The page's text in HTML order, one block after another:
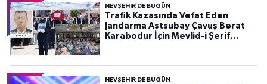
NEVŞEHIR DE BUGÜN
Trafik Kazasında Vefat Eden
Jandarma Astsubay Çavuş Berat
Karabodur İçin Mevlid-i Şerif
NEVŞEHIR DE BUGÜN